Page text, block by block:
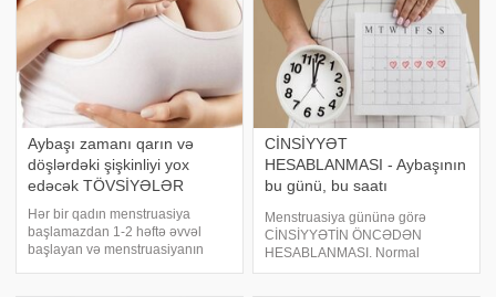
Aybaşı zamanı qarın və
döşlərdəki şişkinliyi yox
edəcək TÖVSİYƏLƏR
Hər bir qadın menstruasiya
başlamazdan 1-2 həftə əvvəl
başlayan və menstruasiyanın
CİNSİYYƏT
HESABLANMASI - Aybaşının
bu günü, bu saatı
Menstruasiya gününə görə
CİNSİYYƏTİN ÖNCƏDƏN
HESABLANMASI. Normal
menstrual dövrü. Menstrual